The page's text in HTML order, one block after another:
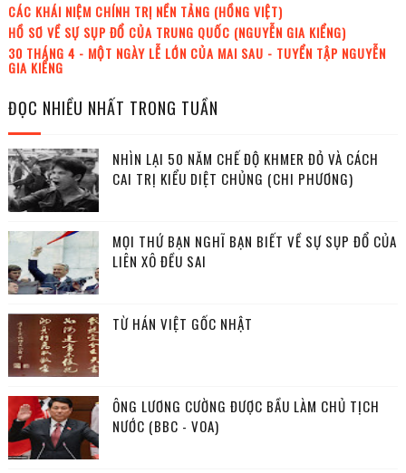
CÁC KHÁI NIỆM CHÍNH TRỊ NỀN TẢNG (HỒNG VIỆT)
HỒ SƠ VỀ SỰ SỤP ĐỔ CỦA TRUNG QUỐC (NGUYỄN GIA KIỂNG)
30 THÁNG 4 - MỘT NGÀY LỄ LỚN CỦA MAI SAU - TUYỂN TẬP NGUYỄN
GIA KIỂNG
ĐỌC NHIỀU NHẤT TRONG TUẦN
NHÌN LẠI 50 NĂM CHẾ ĐỘ KHMER ĐỎ VÀ CÁCH
CAI TRỊ KIỂU DIỆT CHỦNG (CHI PHƯƠNG)
MỌI THỨ BẠN NGHĨ BẠN BIẾT VỀ SỰ SỤP ĐỔ CỦA
LIÊN XÔ ĐỀU SAI
TỪ HÁN VIỆT GỐC NHẬT
ÔNG LƯƠNG CƯỜNG ĐƯỢC BẦU LÀM CHỦ TỊCH
NƯỚC (BBC - VOA)